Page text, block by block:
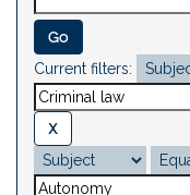
Current filters: